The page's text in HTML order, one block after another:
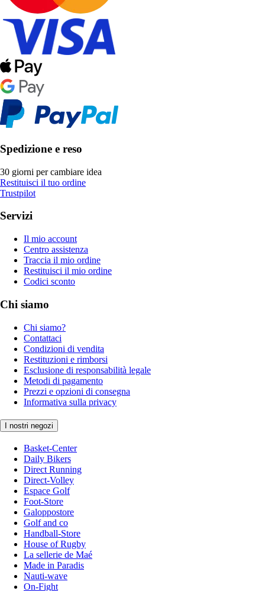
Spedizione e reso
30 giorni per cambiare idea
Restituisci il tuo ordine
Trustpilot
Servizi
Il mio account
Centro assistenza
Traccia il mio ordine
Restituisci il mio ordine
Codici sconto
Chi siamo
Chi siamo?
Contattaci
Condizioni di vendita
Restituzioni e rimborsi
Esclusione di responsabilità legale
Metodi di pagamento
Prezzi e opzioni di consegna
Informativa sulla privacy
I nostri negozi
Basket-Center
Daily Bikers
Direct Running
Direct-Volley
Espace Golf
Foot-Store
Galoppostore
Golf and co
Handball-Store
House of Rugby
La sellerie de Maé
Made in Paradis
Nauti-wave
On-Fight